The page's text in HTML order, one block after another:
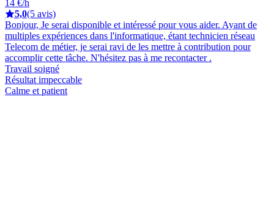
14 €/h
5,0(5 avis)
Bonjour, Je serai disponible et intéressé pour vous aider. Ayant de
multiples expériences dans l'informatique, étant technicien réseau
Telecom de métier, je serai ravi de les mettre à contribution pour
accomplir cette tâche. N'hésitez pas à me recontacter .
Travail soigné
Résultat impeccable
Calme et patient